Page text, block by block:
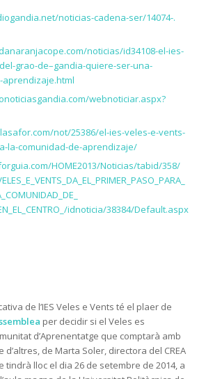
noticias-cadena-ser/14074-.
com/noticias/id34108-el-ies-
grao-de–gandia-quiere-ser-una-
-aprendizaje.html
com/webnoticiar.aspx?
not/25386/el-ies-veles-e-vents-
la-comunidad-de-aprendizaje/
HOME2013/Noticias/tabid/358/
DA_EL_PRIMER_PASO_PARA_
idnoticia/38384/Default.aspx
de l’IES Veles e Vents té el plaer de
per decidir si el Veles es
d’Aprenentatge que comptarà amb
de Marta Soler, directora del CREA
tindrà lloc el dia 26 de setembre de 2014, a